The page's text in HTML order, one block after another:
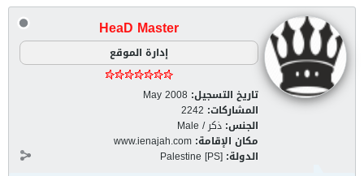
HeaD Master
إدارة الموقع
تاريخ التسجيل: May 2008
المشاركات: 2242
الجنس: ذكر / Male
مكان الإقامة: www.ienajah.com
الدولة: Palestine [PS]